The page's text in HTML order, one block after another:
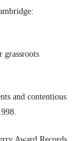
grassroots
and contentious